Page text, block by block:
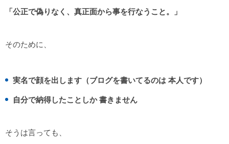
「公正で偽りなく、真正面から事を行なうこと。」
そのために、
実名で顔を出します（ブログを書いてるのは 本人です）
自分で納得したことしか 書きません
そうは言っても、